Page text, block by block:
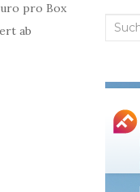
pro Box
ab
Suche